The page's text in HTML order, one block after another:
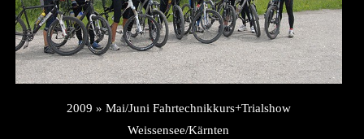
2009 » Mai/Juni Fahrtechnikkurs+Trialshow
Weissensee/Kärnten